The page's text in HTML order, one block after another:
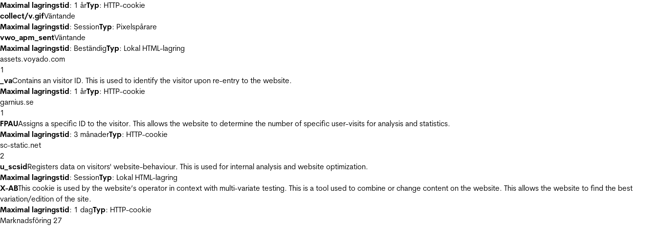
Maximal lagringstid: 1 årTyp: HTTP-cookie
collect/v.gifVäntande
Maximal lagringstid: SessionTyp: Pixelspårare
vwo_apm_sentVäntande
Maximal lagringstid: BeständigTyp: Lokal HTML-lagring
assets.voyado.com
1
_vaContains an visitor ID. This is used to identify the visitor upon re-entry to the website.
Maximal lagringstid: 1 årTyp: HTTP-cookie
garnius.se
1
FPAUAssigns a specific ID to the visitor. This allows the website to determine the number of specific user-visits for analysis and statistics.
Maximal lagringstid: 3 månaderTyp: HTTP-cookie
sc-static.net
2
u_scsidRegisters data on visitors' website-behaviour. This is used for internal analysis and website optimization.
Maximal lagringstid: SessionTyp: Lokal HTML-lagring
X-ABThis cookie is used by the website’s operator in context with multi-variate testing. This is a tool used to combine or change content on the website. This allows the website to find the best
variation/edition of the site.
Maximal lagringstid: 1 dagTyp: HTTP-cookie
Marknadsföring 27